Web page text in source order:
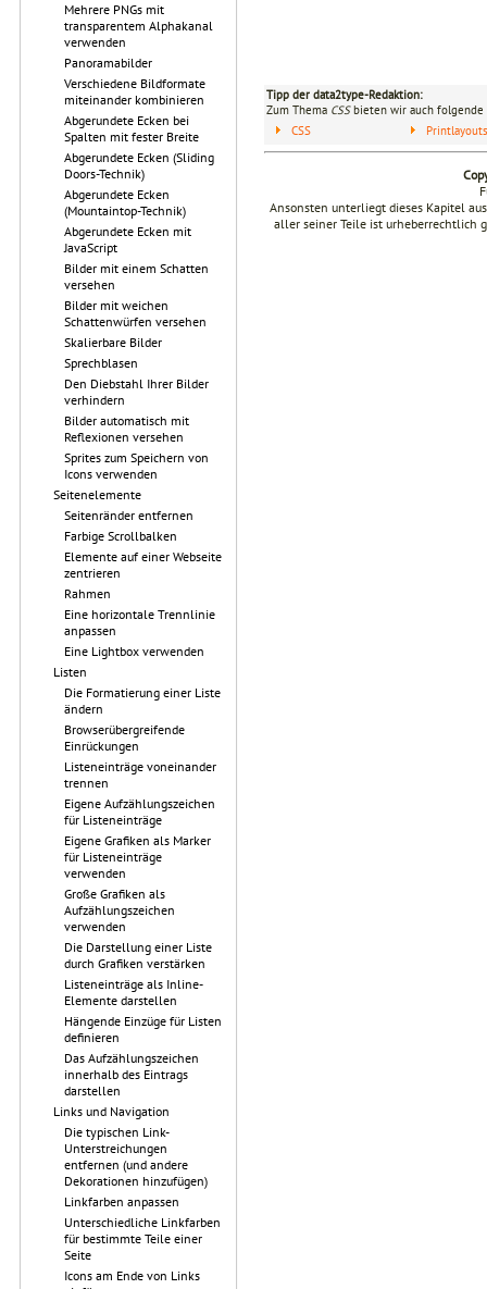
Mehrere PNGs mit
transparentem Alphakanal
verwenden
Panoramabilder
Verschiedene Bildformate
miteinander kombinieren
Abgerundete Ecken bei
Spalten mit fester Breite
Abgerundete Ecken (Sliding
Doors-Technik)
Abgerundete Ecken
(Mountaintop-Technik)
Abgerundete Ecken mit
JavaScript
Bilder mit einem Schatten
versehen
Bilder mit weichen
Schattenwürfen versehen
Skalierbare Bilder
Sprechblasen
Den Diebstahl Ihrer Bilder
verhindern
Bilder automatisch mit
Reflexionen versehen
Sprites zum Speichern von
Icons verwenden
Seitenelemente
Seitenränder entfernen
Farbige Scrollbalken
Elemente auf einer Webseite
zentrieren
Rahmen
Eine horizontale Trennlinie
anpassen
Eine Lightbox verwenden
Listen
Die Formatierung einer Liste
ändern
Browserübergreifende
Einrückungen
Listeneinträge voneinander
trennen
Eigene Aufzählungszeichen
für Listeneinträge
Eigene Grafiken als Marker
für Listeneinträge
verwenden
Große Grafiken als
Aufzählungszeichen
verwenden
Die Darstellung einer Liste
durch Grafiken verstärken
Listeneinträge als Inline-
Elemente darstellen
Hängende Einzüge für Listen
definieren
Das Aufzählungszeichen
innerhalb des Eintrags
darstellen
Links und Navigation
Die typischen Link-
Unterstreichungen
entfernen (und andere
Dekorationen hinzufügen)
Linkfarben anpassen
Unterschiedliche Linkfarben
für bestimmte Teile einer
Seite
Icons am Ende von Links
Tipp der data2type-Redaktion:
Zum Thema CSSbieten wir auch folgende
CSS
Ansonsten unterliegt dieses Kapitel
aller seiner Teile ist urheberrechtlich